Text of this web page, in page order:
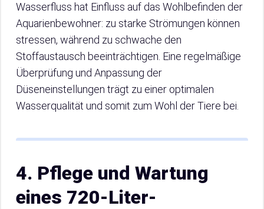
Wasserfluss hat Einfluss auf das Wohlbefinden der
Aquarienbewohner: zu starke Strömungen können
stressen, während zu schwache den
Stoffaustausch beeinträchtigen. Eine regelmäßige
Überprüfung und Anpassung der
Düseneinstellungen trägt zu einer optimalen
Wasserqualität und somit zum Wohl der Tiere bei.
4. Pflege und Wartung
eines 720-Liter-